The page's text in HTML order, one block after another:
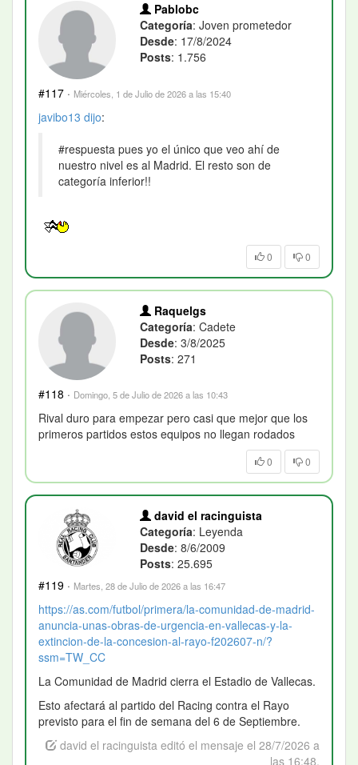
Pablobc
Categoría: Joven prometedor
Desde: 17/8/2024
Posts: 1.756
#117 · Miércoles, 1 de Julio de 2026 a las 15:40
javibo13 dijo:
#respuesta pues yo el único que veo ahí de
nuestro nivel es al Madrid. El resto son de
categoría inferior!!
0 0
Raquelgs
Categoría: Cadete
Desde: 3/8/2025
Posts: 271
#118 · Domingo, 5 de Julio de 2026 a las 10:43
Rival duro para empezar pero casi que mejor que los
primeros partidos estos equipos no llegan rodados
0 0
david el racinguista
Categoría: Leyenda
Desde: 8/6/2009
Posts: 25.695
#119 · Martes, 28 de Julio de 2026 a las 16:47
https://as.com/futbol/primera/la-comunidad-de-madrid-
anuncia-unas-obras-de-urgencia-en-vallecas-y-la-
extincion-de-la-concesion-al-rayo-f202607-n/?
ssm=TW_CC
La Comunidad de Madrid cierra el Estadio de Vallecas.
Esto afectará al partido del Racing contra el Rayo
previsto para el fin de semana del 6 de Septiembre.
david el racinguista editó el mensaje el 28/7/2026 a
las 16:48.